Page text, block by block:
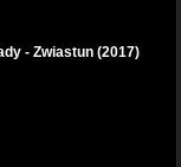
- Zwiastun (2017)